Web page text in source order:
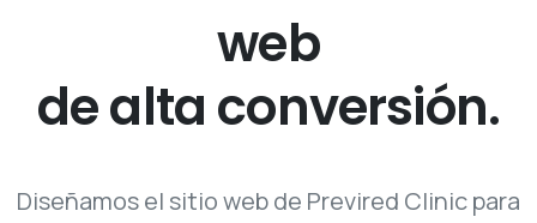
de alta conversión